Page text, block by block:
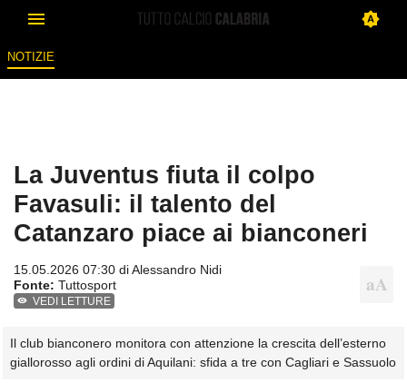
NOTIZIE
La Juventus fiuta il colpo
Favasuli: il talento del
Catanzaro piace ai bianconeri
15.05.2026 07:30 diAlessandro Nidi
Fonte: Tuttosport
VEDI LETTURE
Il club bianconero monitora con attenzione la crescita dell’esterno
giallorosso agli ordini di Aquilani: sfida a tre con Cagliari e Sassuolo